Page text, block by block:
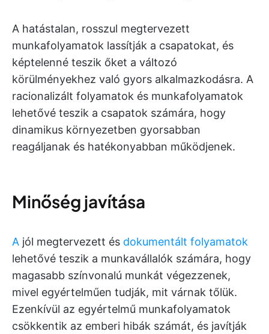
A hatástalan, rosszul megtervezett
munkafolyamatok lassítják a csapatokat, és
képtelenné teszik őket a változó
körülményekhez való gyors alkalmazkodásra. A
racionalizált folyamatok és munkafolyamatok
lehetővé teszik a csapatok számára, hogy
dinamikus környezetben gyorsabban
reagáljanak és hatékonyabban működjenek.
Minőség javítása
A jól megtervezett és dokumentált folyamatok
lehetővé teszik a munkavállalók számára, hogy
magasabb színvonalú munkát végezzenek,
mivel egyértelműen tudják, mit várnak tőlük.
Ezenkívül az egyértelmű munkafolyamatok
csökkentik az emberi hibák számát, és javítják